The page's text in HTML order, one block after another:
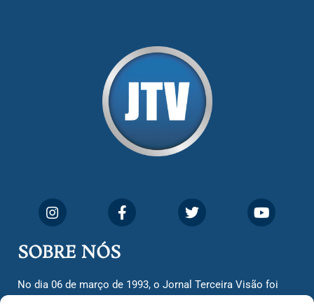
SOBRE NÓS
No dia 06 de março de 1993, o Jornal Terceira Visão foi